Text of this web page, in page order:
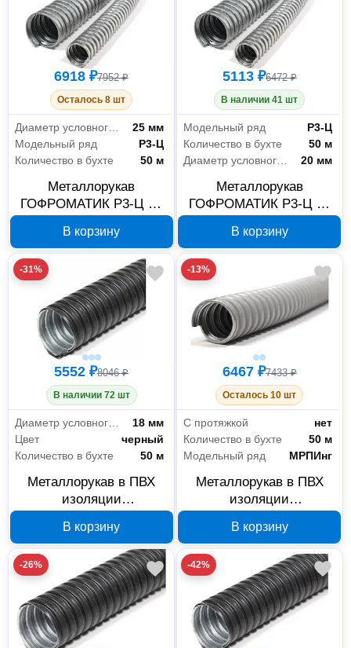
6918 ₽7952 ₽
Осталось 8 шт
Диаметр условного прохода
25 мм
Модельный ряд
Р3-Ц
Количество в бухте
50 м
Металлорукав
ГОФРОМАТИК Р3-Ц 25
В корзину
5113 ₽6472 ₽
В наличии 41 шт
Модельный ряд
Р3-Ц
Количество в бухте
50 м
Диаметр условного прохода
20 мм
Металлорукав
ГОФРОМАТИК Р3-Ц 20
В корзину
-31%
5552 ₽8046 ₽
В наличии 72 шт
Диаметр условного прохода
18 мм
Цвет
черный
Количество в бухте
50 м
Металлорукав в ПВХ
изоляции
18 мм 50 м черный
zeta42230
В корзину
-13%
6467 ₽7433 ₽
Осталось 10 шт
С протяжкой
нет
Количество в бухте
50 м
Модельный ряд
МРПИнг
Металлорукав в ПВХ
изоляции
20 мм 50 м серый
zeta41921
В корзину
-26% -42%